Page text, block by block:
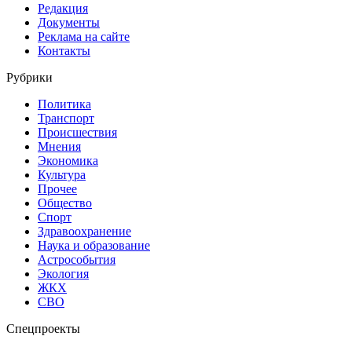
Редакция
Документы
Реклама на сайте
Контакты
Рубрики
Политика
Транспорт
Происшествия
Мнения
Экономика
Культура
Прочее
Общество
Спорт
Здравоохранение
Наука и образование
Астрособытия
Экология
ЖКХ
СВО
Спецпроекты